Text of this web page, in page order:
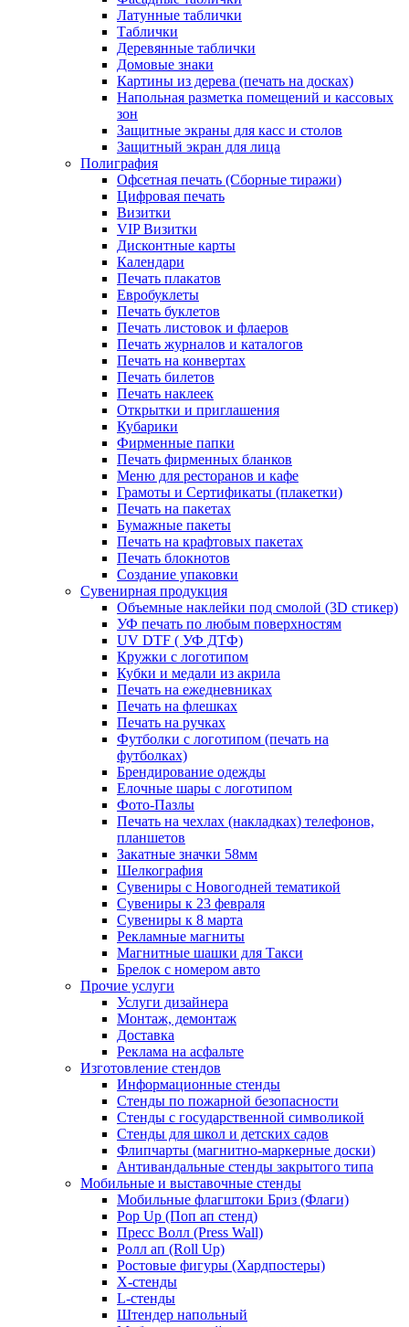
Латунные таблички
Таблички
Деревянные таблички
Домовые знаки
Картины из дерева (печать на досках)
Напольная разметка помещений и кассовых
зон
Защитные экраны для касс и столов
Защитный экран для лица
Полиграфия
Офсетная печать (Сборные тиражи)
Цифровая печать
Визитки
VIP Визитки
Дисконтные карты
Календари
Печать плакатов
Евробуклеты
Печать буклетов
Печать листовок и флаеров
Печать журналов и каталогов
Печать на конвертах
Печать билетов
Печать наклеек
Открытки и приглашения
Кубарики
Фирменные папки
Печать фирменных бланков
Меню для ресторанов и кафе
Грамоты и Сертификаты (плакетки)
Печать на пакетах
Бумажные пакеты
Печать на крафтовых пакетах
Печать блокнотов
Создание упаковки
Сувенирная продукция
Объемные наклейки под смолой (3D стикер)
УФ печать по любым поверхностям
UV DTF ( УФ ДТФ)
Кружки с логотипом
Кубки и медали из акрила
Печать на ежедневниках
Печать на флешках
Печать на ручках
Футболки с логотипом (печать на
футболках)
Брендирование одежды
Елочные шары с логотипом
Фото-Пазлы
Печать на чехлах (накладках) телефонов,
планшетов
Закатные значки 58мм
Шелкография
Сувениры с Новогодней тематикой
Сувениры к 23 февраля
Сувениры к 8 марта
Рекламные магниты
Магнитные шашки для Такси
Брелок с номером авто
Прочие услуги
Услуги дизайнера
Монтаж, демонтаж
Доставка
Реклама на асфальте
Изготовление стендов
Информационные стенды
Стенды по пожарной безопасности
Стенды с государственной символикой
Стенды для школ и детских садов
Флипчарты (магнитно-маркерные доски)
Антивандальные стенды закрытого типа
Мобильные и выставочные стенды
Мобильные флагштоки Бриз (Флаги)
Pop Up (Поп ап стенд)
Пресс Волл (Press Wall)
Ролл ап (Roll Up)
Ростовые фигуры (Хардпостеры)
X-стенды
L-стенды
Штендер напольный